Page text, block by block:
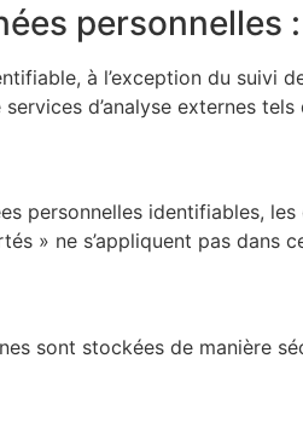
personnelles :
à l’exception du suivi
d’analyse externes
personnelles identifiables,
» ne s’appliquent pas dans
sont stockées de manière